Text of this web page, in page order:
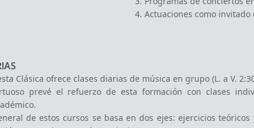
Clásica ofrece clases diarias de música en grupo (L. a V.
necesaria en teoría musical.
del curso sigue la metodología desarrollada por El Sistema.